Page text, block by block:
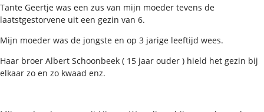
Tante Geertje was een zus van mijn moeder tevens de
laatstgestorvene uit een gezin van 6.
Mijn moeder was de jongste en op 3 jarige leeftijd wees.
Haar broer Albert Schoonbeek ( 15 jaar ouder ) hield het gezin bij
elkaar zo en zo kwaad enz.